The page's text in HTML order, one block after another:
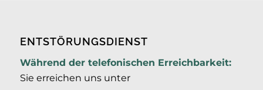
ENTSTÖRUNGSDIENST
Während der telefonischen Erreichbarkeit:
Sie erreichen uns unter